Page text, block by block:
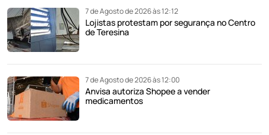
7 de Agosto de 2026 às 12:12
Lojistas protestam por segurança no Centro
de Teresina
7 de Agosto de 2026 às 12:00
Anvisa autoriza Shopee a vender
medicamentos